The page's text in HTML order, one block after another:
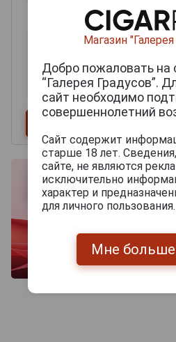
Магазин
Добро пожаловать на
“Галерея Градусов”.
сайт необходимо
совершеннолетний
Сайт содержит
старше 18 лет.
сайте, не являются
исключительно
характер и
для личного пользования.
Мне больше